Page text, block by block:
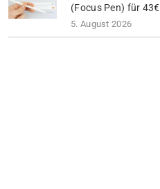
(Focus Pen) für 43€
5. August 2026